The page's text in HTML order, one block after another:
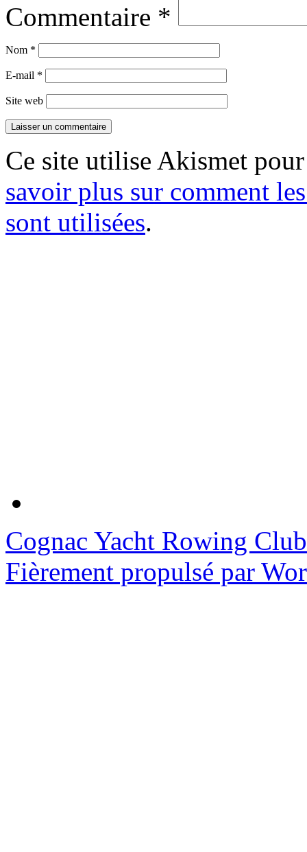
Commentaire *
Nom *
E-mail *
Site web
Ce site utilise Akismet
savoir plus sur comment
sont utilisées.
Cognac Yacht Rowing Club
Fièrement propulsé par